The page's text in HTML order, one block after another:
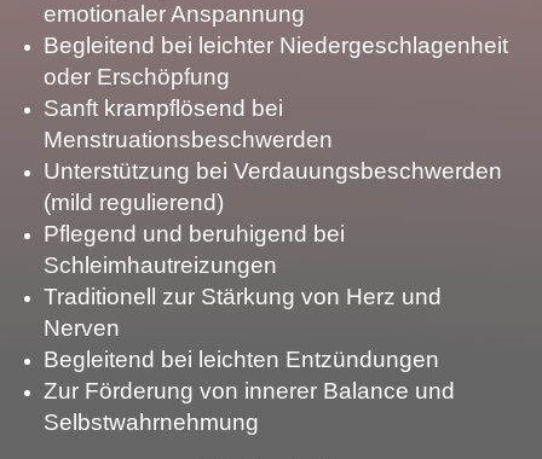
emotionaler Anspannung
Begleitend bei leichter Niedergeschlagenheit
oder Erschöpfung
Sanft krampflösend bei
Menstruationsbeschwerden
Unterstützung bei Verdauungsbeschwerden
(mild regulierend)
Pflegend und beruhigend bei
Schleimhautreizungen
Traditionell zur Stärkung von Herz und
Nerven
Begleitend bei leichten Entzündungen
Zur Förderung von innerer Balance und
Selbstwahrnehmung